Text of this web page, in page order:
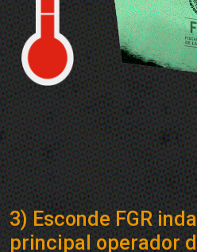
3) Esconde FGR
principal operador